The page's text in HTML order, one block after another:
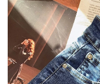
涼感